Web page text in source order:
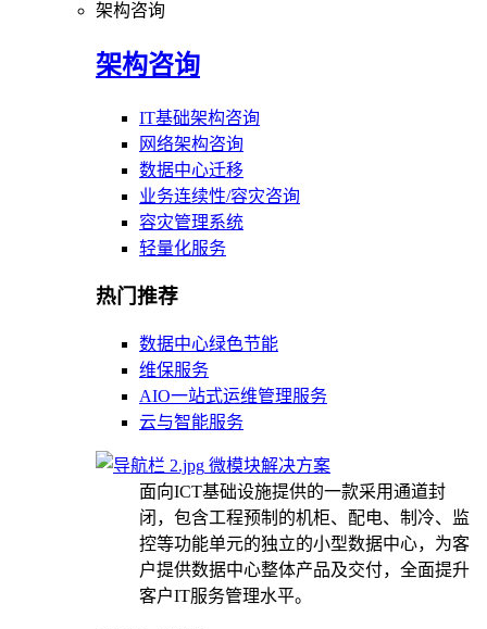
架构咨询
架构咨询
IT基础架构咨询
网络架构咨询
数据中心迁移
业务连续性/容灾咨询
容灾管理系统
轻量化服务
热门推荐
数据中心绿色节能
维保服务
AIO一站式运维管理服务
云与智能服务
微模块解决方案
面向ICT基础设施提供的一款采用通道封
闭，包含工程预制的机柜、配电、制冷、监
控等功能单元的独立的小型数据中心，为客
户提供数据中心整体产品及交付，全面提升
客户IT服务管理水平。